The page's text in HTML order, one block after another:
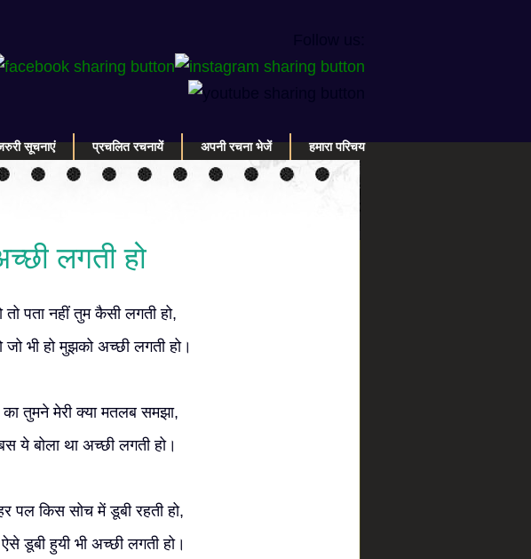
सूचनाएं प्रचलित रचनायें अपनी रचना भेजें हमारा परिचय
लगती हो
तो पता नहीं तुम कैसी लगती हो,
जो भी हो मुझको अच्छी लगती हो।
का तुमने मेरी क्या मतलब समझा,
ये बोला था अच्छी लगती हो।
पल किस सोच में डूबी रहती हो,
ऐसे डूबी हुयी भी अच्छी लगती हो।